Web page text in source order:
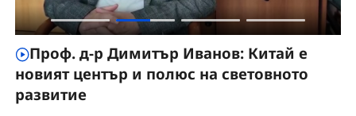
Проф. д-р Димитър Иванов: Китай е
новият център и полюс на световното
развитие